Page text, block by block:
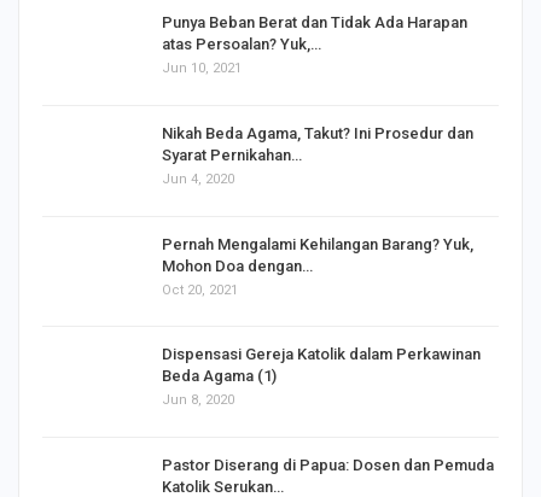
Punya Beban Berat dan Tidak Ada Harapan
atas Persoalan? Yuk,…
Jun 10, 2021
Nikah Beda Agama, Takut? Ini Prosedur dan
Syarat Pernikahan…
Jun 4, 2020
Pernah Mengalami Kehilangan Barang? Yuk,
Mohon Doa dengan…
Oct 20, 2021
Dispensasi Gereja Katolik dalam Perkawinan
Beda Agama (1)
Jun 8, 2020
Pastor Diserang di Papua: Dosen dan Pemuda
Katolik Serukan…